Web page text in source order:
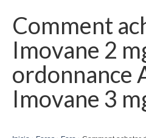
Comment
Imovane 2
ordonnance
Imovane 3